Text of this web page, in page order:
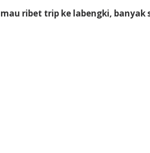
ribet trip ke labengki,